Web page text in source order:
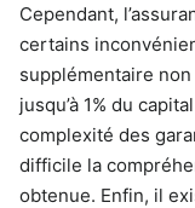
Cependant,
certains
supplémentaire
jusqu’à 1% du
complexité des
difficile la
obtenue. Enfin, il